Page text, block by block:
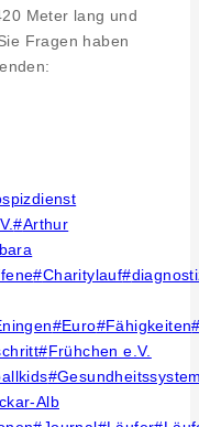
Meter lang und
Fragen haben
#Arthur
#Charitylauf#
#Euro#Fähigkeiten
#Frühchen e.V.
#
Alb